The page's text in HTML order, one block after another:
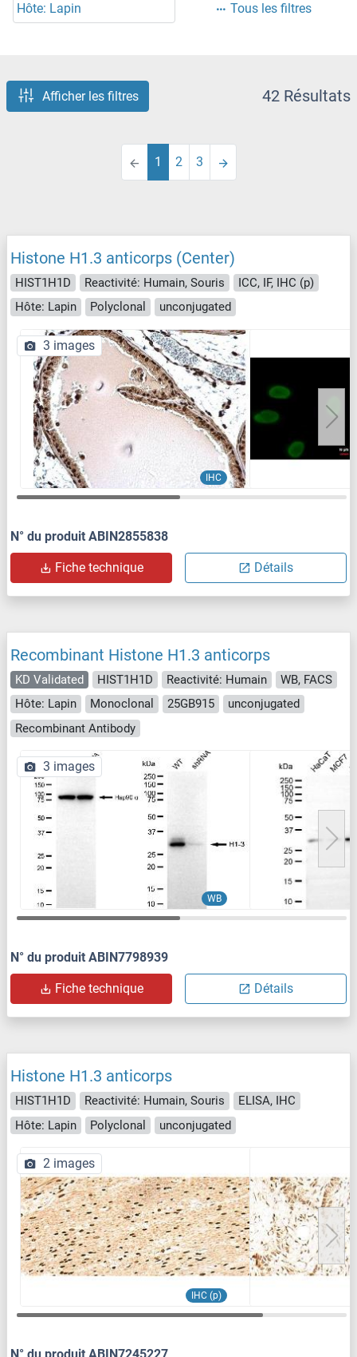
Hôte: Lapin Tous les filtres
Afficher les filtres 42 Résultats
1 2 3
Histone H1.3 anticorps (Center)
HIST1H1D Reactivité: Humain, Souris
ICC, IF, IHC (p)
Hôte: Lapin
Polyclonal unconjugated
IHC
3 images
N° du produit ABIN2855838
Fiche technique Détails
Recombinant Histone H1.3 anticorps
KD Validated HIST1H1D Reactivité: Humain
WB, FACS
Hôte: Lapin
Monoclonal 25GB915
unconjugated
Recombinant Antibody
WB
3 images
N° du produit ABIN7798939
Fiche technique Détails
Histone H1.3 anticorps
HIST1H1D Reactivité: Humain, Souris
ELISA, IHC
Hôte: Lapin
Polyclonal unconjugated
IHC (p)
2 images